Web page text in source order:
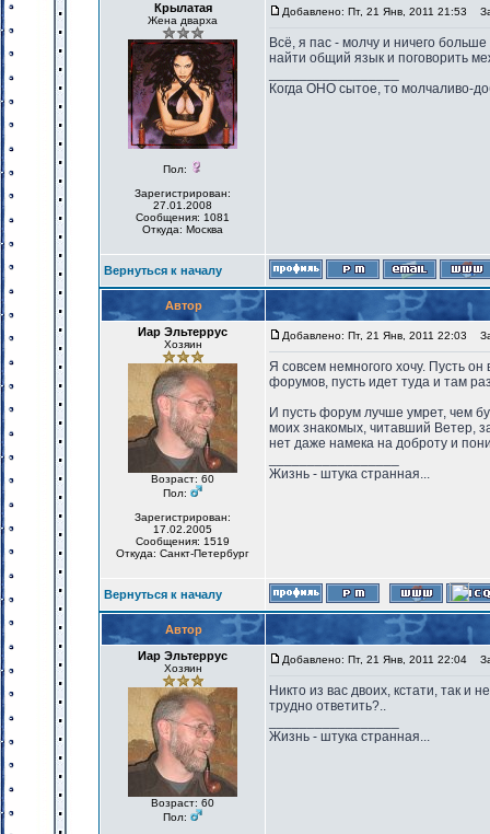
Крылатая
Жена дварха
Пол:
Зарегистрирован:
27.01.2008
Сообщения: 1081
Откуда: Москва
Добавлено: Пт, 21 Янв, 2011 21:53
Всё, я пас - молчу и ничего
найти общий язык и поговорить
Когда ОНО сытое, то молчаливо-
Вернуться к началу
Автор
Иар Эльтеррус
Хозяин
Возраст: 60
Пол:
Зарегистрирован:
17.02.2005
Сообщения: 1519
Откуда: Санкт-Петербург
Добавлено: Пт, 21 Янв, 2011 22:03
Я совсем немногого хочу. Пусть
форумов, пусть идет туда и там
И пусть форум лучше умрет, чем
моих знакомых, читавший Ветер,
нет даже намека на доброту и
Жизнь - штука странная...
Вернуться к началу
Автор
Иар Эльтеррус
Хозяин
Возраст: 60
Пол:
Добавлено: Пт, 21 Янв, 2011 22:04
Никто из вас двоих, кстати, так и
трудно ответить?..
Жизнь - штука странная...